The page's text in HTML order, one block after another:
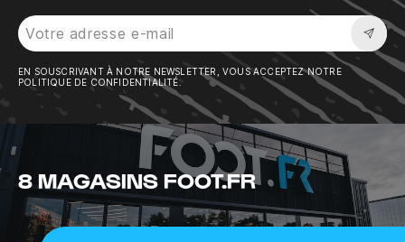
EN SOUSCRIVANT À NOTRE NEWSLETTER, VOUS ACCEPTEZ NOTRE
POLITIQUE DE CONFIDENTIALITÉ.
8 MAGASINS FOOT.FR